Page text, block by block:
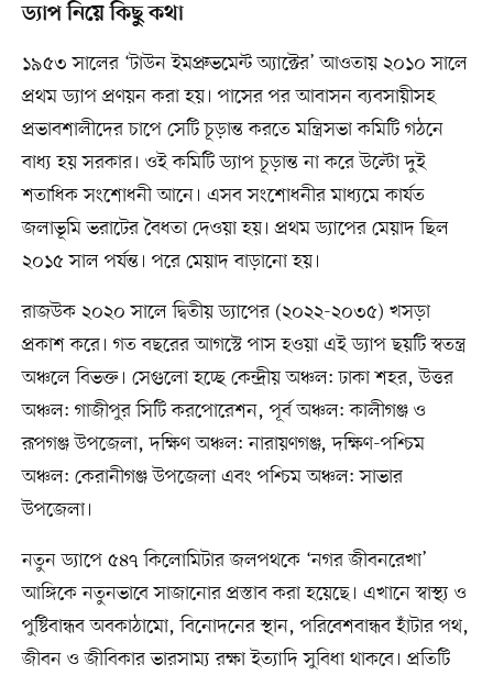
ড্যাপ নিয়ে কিছু কথা
১৯৫৩ সালের ‘টাউন ইমপ্রুভমেন্ট অ্যাক্টের’ আওতায় ২০১০ সালে
প্রথম ড্যাপ প্রণয়ন করা হয়। পাসের পর আবাসন ব্যবসায়ীসহ
প্রভাবশালীদের চাপে সেটি চূড়ান্ত করতে মন্ত্রিসভা কমিটি গঠনে
বাধ্য হয় সরকার। ওই কমিটি ড্যাপ চূড়ান্ত না করে উল্টো দুই
শতাধিক সংশোধনী আনে। এসব সংশোধনীর মাধ্যমে কার্যত
জলাভূমি ভরাটের বৈধতা দেওয়া হয়। প্রথম ড্যাপের মেয়াদ ছিল
২০১৫ সাল পর্যন্ত। পরে মেয়াদ বাড়ানো হয়।
রাজউক ২০২০ সালে দ্বিতীয় ড্যাপের (২০২২-২০৩৫) খসড়া
প্রকাশ করে। গত বছরের আগস্টে পাস হওয়া এই ড্যাপ ছয়টি স্বতন্ত্র
অঞ্চলে বিভক্ত। সেগুলো হচ্ছে কেন্দ্রীয় অঞ্চল: ঢাকা শহর, উত্তর
অঞ্চল: গাজীপুর সিটি করপোরেশন, পূর্ব অঞ্চল: কালীগঞ্জ ও
রূপগঞ্জ উপজেলা, দক্ষিণ অঞ্চল: নারায়ণগঞ্জ, দক্ষিণ-পশ্চিম
অঞ্চল: কেরানীগঞ্জ উপজেলা এবং পশ্চিম অঞ্চল: সাভার
উপজেলা।
নতুন ড্যাপে ৫৪৭ কিলোমিটার জলপথকে ‘নগর জীবনরেখা’
আঙ্গিকে নতুনভাবে সাজানোর প্রস্তাব করা হয়েছে। এখানে স্বাস্থ্য ও
পুষ্টিবান্ধব অবকাঠামো, বিনোদনের স্থান, পরিবেশবান্ধব হাঁটার পথ,
জীবন ও জীবিকার ভারসাম্য রক্ষা ইত্যাদি সুবিধা থাকবে। প্রতিটি